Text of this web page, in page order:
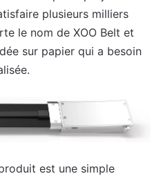
plusieurs milliers
le nom de XOO Belt et
sur papier qui a besoin
est une simple